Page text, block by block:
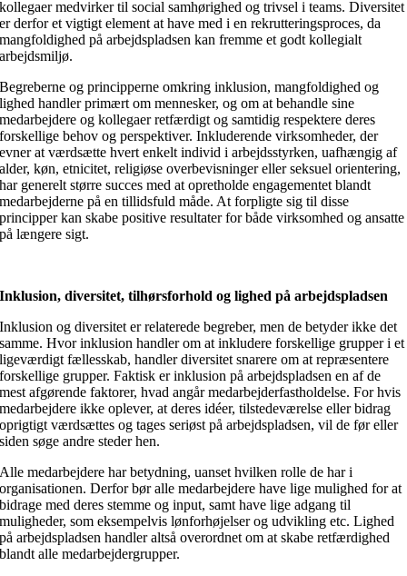
kollegaer medvirker til social samhørighed og trivsel i teams. Diversitet
er derfor et vigtigt element at have med i en rekrutteringsproces, da
mangfoldighed på arbejdspladsen kan fremme et godt kollegialt
arbejdsmiljø.
Begreberne og principperne omkring inklusion, mangfoldighed og
lighed handler primært om mennesker, og om at behandle sine
medarbejdere og kollegaer retfærdigt og samtidig respektere deres
forskellige behov og perspektiver. Inkluderende virksomheder, der
evner at værdsætte hvert enkelt individ i arbejdsstyrken, uafhængig af
alder, køn, etnicitet, religiøse overbevisninger eller seksuel orientering,
har generelt større succes med at opretholde engagementet blandt
medarbejderne på en tillidsfuld måde. At forpligte sig til disse
principper kan skabe positive resultater for både virksomhed og ansatte
på længere sigt.
Inklusion, diversitet, tilhørsforhold og lighed på arbejdspladsen
Inklusion og diversitet er relaterede begreber, men de betyder ikke det
samme. Hvor inklusion handler om at inkludere forskellige grupper i et
ligeværdigt fællesskab, handler diversitet snarere om at repræsentere
forskellige grupper. Faktisk er inklusion på arbejdspladsen en af de
mest afgørende faktorer, hvad angår medarbejderfastholdelse. For hvis
medarbejdere ikke oplever, at deres idéer, tilstedeværelse eller bidrag
oprigtigt værdsættes og tages seriøst på arbejdspladsen, vil de før eller
siden søge andre steder hen.
Alle medarbejdere har betydning, uanset hvilken rolle de har i
organisationen. Derfor bør alle medarbejdere have lige mulighed for at
bidrage med deres stemme og input, samt have lige adgang til
muligheder, som eksempelvis lønforhøjelser og udvikling etc. Lighed
på arbejdspladsen handler altså overordnet om at skabe retfærdighed
blandt alle medarbejdergrupper.